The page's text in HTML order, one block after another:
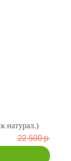
натурал.)
22 500 р.